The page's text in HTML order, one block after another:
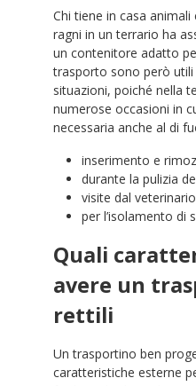
Chi tiene in casa
ragni in un terrario ha
un contenitore adatto
trasporto sono però
situazioni, poiché nella
numerose occasioni in
necessaria anche al di
inserimento e
durante la pulizia
visite dal veterinario
per l’isolamento di
Quali
avere un
rettili
Un trasportino ben
caratteristiche esterne